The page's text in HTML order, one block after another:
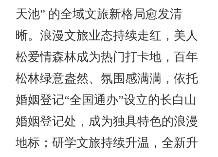
天池” 的全域文旅新格局愈发清
晰。浪漫文旅业态持续走红，美人
松爱情森林成为热门打卡地，百年
松林绿意盎然、氛围感满满，依托
婚姻登记“全国通办”设立的长白山
婚姻登记处，成为独具特色的浪漫
地标；研学文旅持续升温，全新升